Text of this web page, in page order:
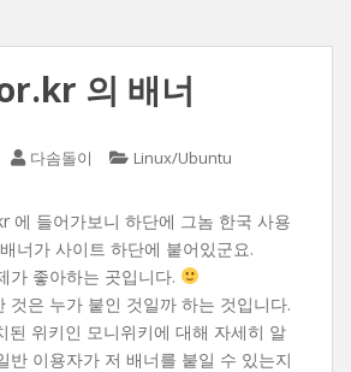
의 배너
다솜돌이 Linux/Ubuntu
에 들어가보니 하단에 그놈 한국 사용
너가 사이트 하단에 붙어있군요.
가 좋아하는 곳입니다.
것은 누가 붙인 것일까 하는 것입니다.
된 위키인 모니위키에 대해 자세히 알
반 이용자가 저 배너를 붙일 수 있는지